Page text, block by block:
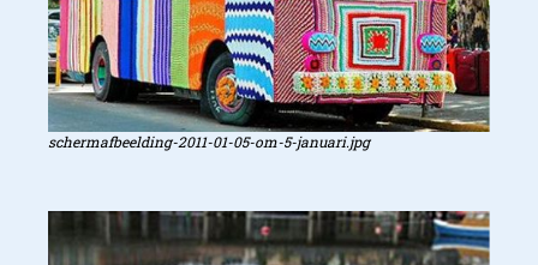
schermafbeelding-2011-01-05-om-5-januari.jpg